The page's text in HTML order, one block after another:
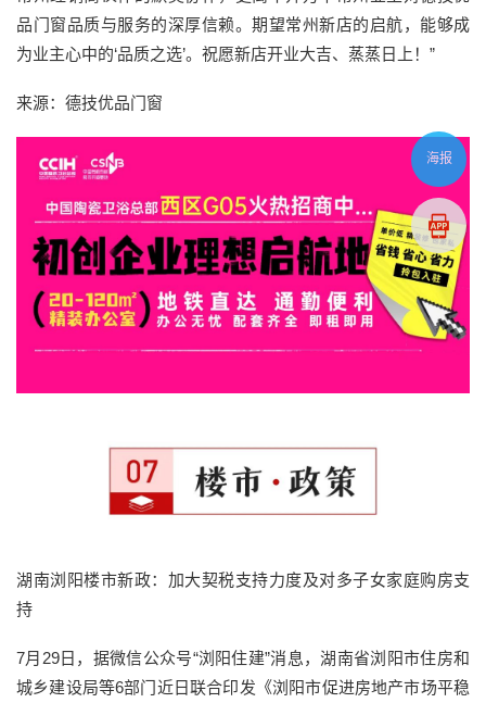
品门窗品质与服务的深厚信赖。期望常州新店的启航，能够成
为业主心中的‘品质之选’。祝愿新店开业大吉、蒸蒸日上！”
来源：德技优品门窗
湖南浏阳楼市新政：加大契税支持力度及对多子女家庭购房支
持
7月29日，据微信公众号“浏阳住建”消息，湖南省浏阳市住房和
城乡建设局等6部门近日联合印发《浏阳市促进房地产市场平稳
海报